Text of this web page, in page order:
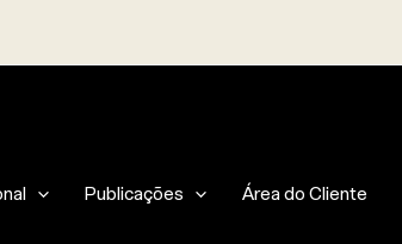
Publicações Área do Cliente